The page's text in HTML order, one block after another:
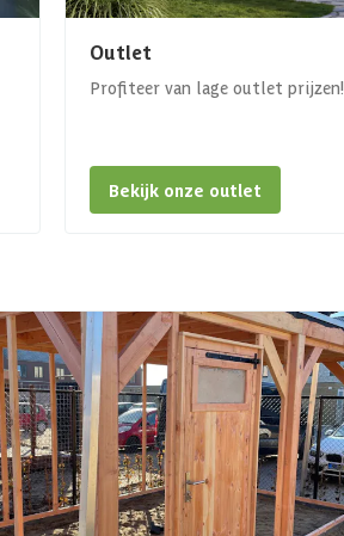
Outlet
Profiteer van lage outlet prijzen!
Bekijk onze outlet